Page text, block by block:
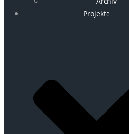
Projekte